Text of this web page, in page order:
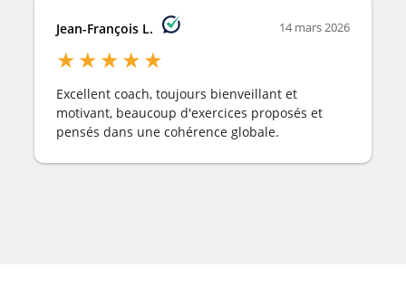
Jean-François L. 14 mars 2026
★★★★★
Excellent coach, toujours bienveillant et
motivant, beaucoup d'exercices proposés et
pensés dans une cohérence globale.